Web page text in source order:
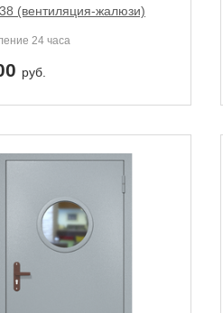
(вентиляция-жалюзи)
24 часа
руб.